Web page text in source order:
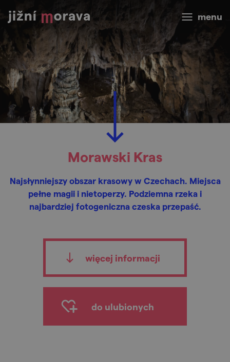
menu
Morawski Kras
Najsłynniejszy obszar krasowy w Czechach. Miejsca
pełne magii i nietoperzy. Podziemna rzeka i
najbardziej fotogeniczna czeska przepaść.
więcej informacji
do ulubionych